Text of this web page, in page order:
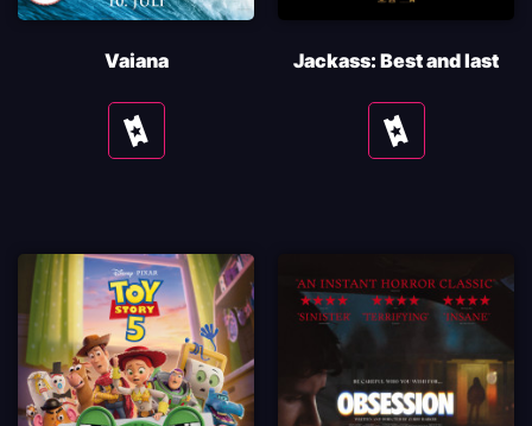
Vaiana
Se
tider
Jackass: Best and last
Se
tider